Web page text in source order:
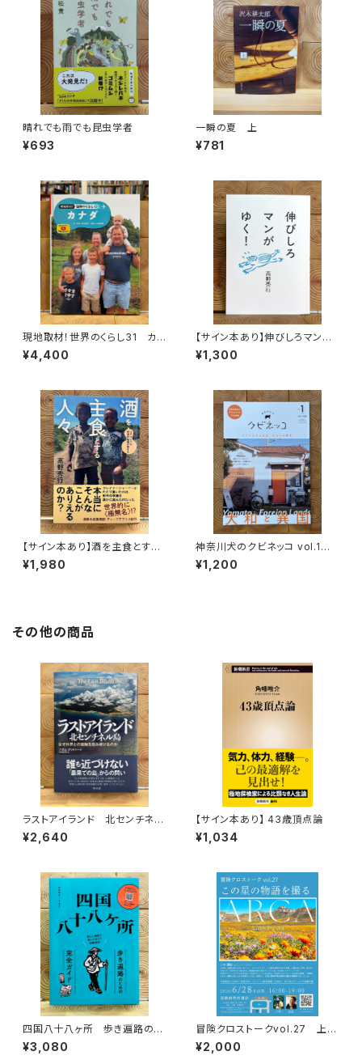
晴れでも雨でも昆虫学者
¥693
一瞬の夏 上
¥781
現地取材！世界のくらし31 カナ
ダ
¥4,400
【サイン本あり】伸びしろマンが
ゆく！
¥1,300
【サイン本あり】酒を主食とする
人々 エチオピアの科学的秘境
を旅する
¥1,980
神奈川犬のクビネッコ vol.1
特集：大和と異国
¥1,200
その他の商品
ラストアイランド 北センチネル
島 なぜ外界との接触を拒み続
けるのか
¥2,640
【サイン本あり】 43歳頂点論
¥1,034
四国八十八ヶ所 歩き遍路のた
めの完全ガイド
¥3,080
冒険クロストークvol.27 上田
優紀「この星の物語を撮る」録画
視聴権
¥2,000